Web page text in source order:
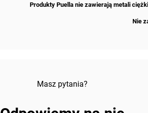
Produkty Puella nie zawierają metali
Nie
Masz pytania?